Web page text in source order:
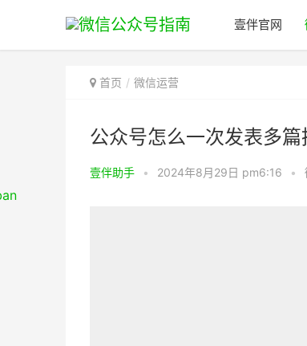
壹伴官网
首页 微信运营
公众号怎么一次发表多
壹伴助手 • 2024年8月29日 pm6:16 •